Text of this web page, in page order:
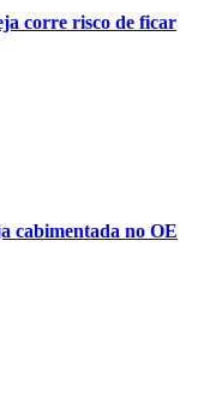
corre risco de ficar
cabimentada no OE